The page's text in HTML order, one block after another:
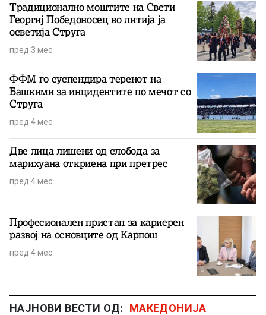
Традиционално моштите на Свети
Георгиј Победоносец во литија ја
осветија Струга
пред 3 мес.
ФФМ го суспендира теренот на
Башкими за инцидентите по мечот со
Струга
пред 4 мес.
Две лица лишени од слобода за
марихуана откриена при претрес
пред 4 мес.
Професионален пристап за кариерен
развој на основците од Карпош
пред 4 мес.
НАЈНОВИ ВЕСТИ ОД: МАКЕДОНИЈА